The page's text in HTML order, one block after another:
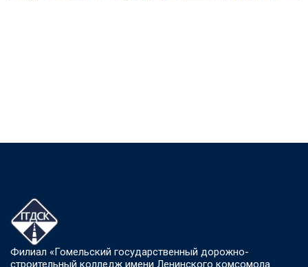
Филиал «Гомельский государственный дорожно-
строительный колледж имени Ленинского комсомола